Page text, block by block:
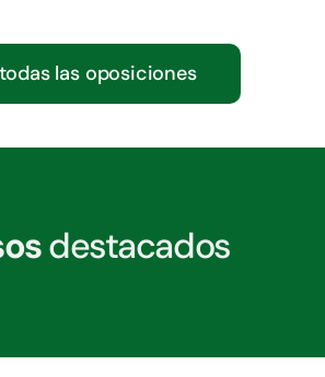
las oposiciones
destacados